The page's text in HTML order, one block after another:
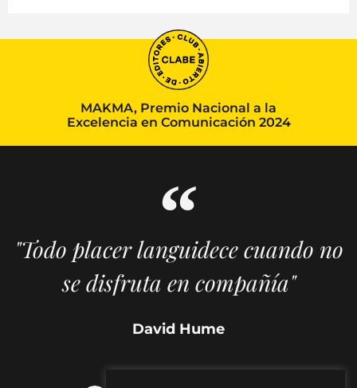
MAKMA, Premio Nacional a la
Excelencia en Comunicación 2024
"Todo placer languidece cuando no
se disfruta en compañía"
David Hume